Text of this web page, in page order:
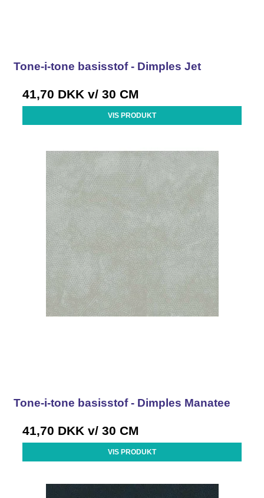
Tone-i-tone basisstof - Dimples Jet
41,70 DKK v/ 30 CM
VIS PRODUKT
Tone-i-tone basisstof - Dimples Manatee
41,70 DKK v/ 30 CM
VIS PRODUKT